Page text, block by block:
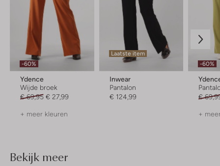
-60%
Ydence
Wijde broek
€ 69,95 € 27,99
+ meer kleuren
Laatste item
Inwear
Pantalon
€ 124,99
-60%
€
+
Bekijk meer